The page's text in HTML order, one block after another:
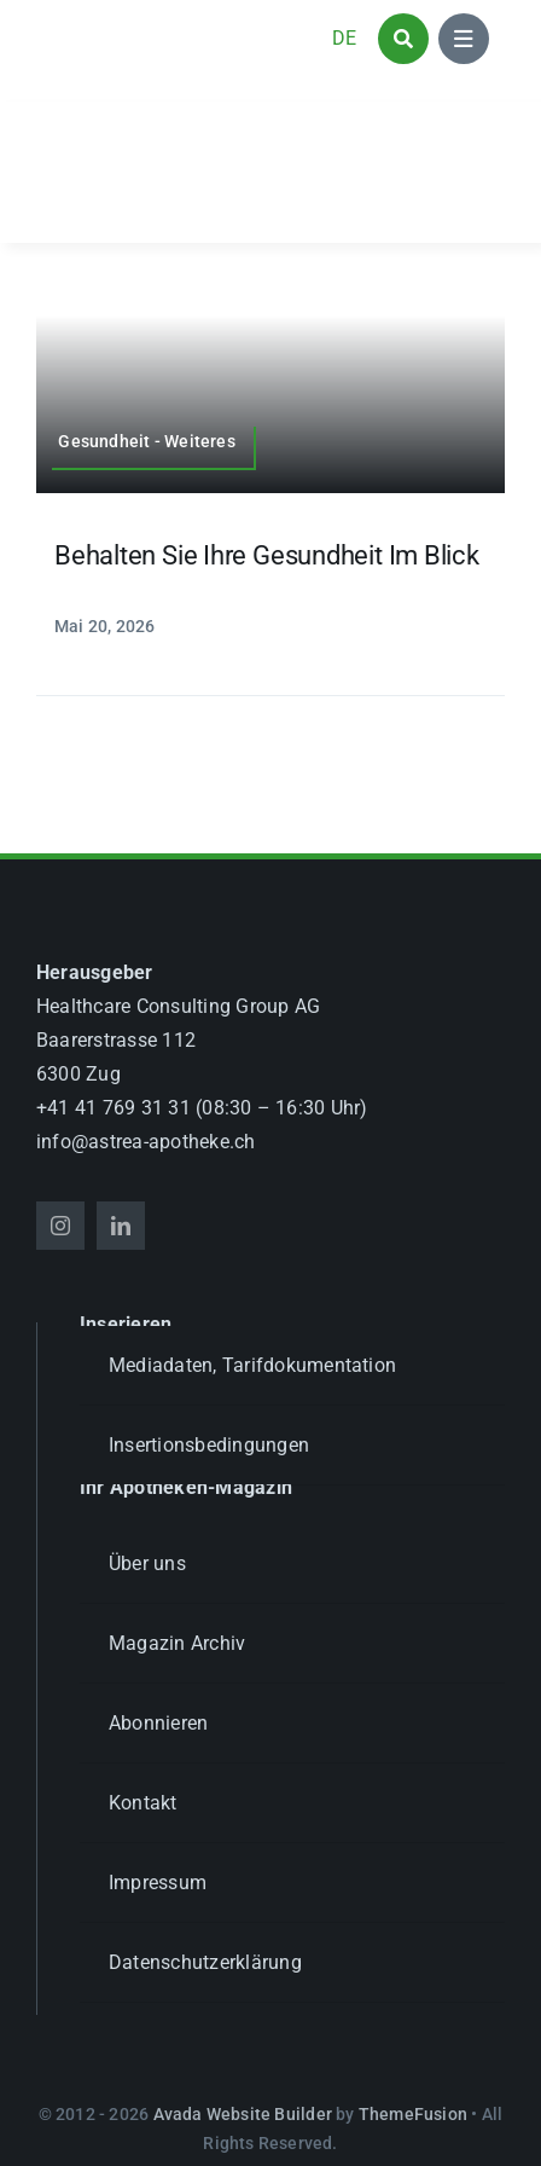
DE
Gesundheit - Weiteres
Behalten Sie Ihre Gesundheit Im Blick
Mai 20, 2026
Herausgeber
Healthcare Consulting Group AG
Baarerstrasse 112
6300 Zug
+41 41 769 31 31 (08:30 – 16:30 Uhr)
info@astrea-apotheke.ch
Inserieren
Mediadaten, Tarifdokumentation
Insertionsbedingungen
Ihr Apotheken-Magazin
Über uns
Magazin Archiv
Abonnieren
Kontakt
Impressum
Datenschutzerklärung
© 2012 - 2026 Avada Website Builderby ThemeFusion • All
Rights Reserved.